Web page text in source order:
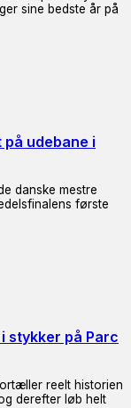
sine bedste år på
på udebane i
danske mestre
første
stykker på Parc
reelt historien
derefter løb helt